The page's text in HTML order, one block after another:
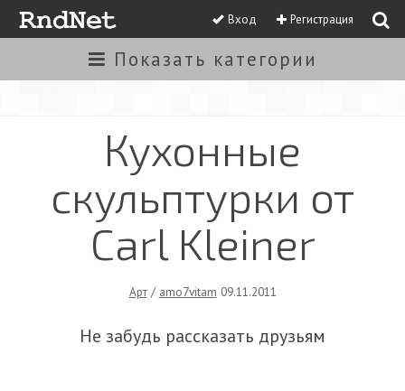
Вход Регистрация
Показать категории
Кухонные
скульптурки от
Carl Kleiner
Арт/ amo7vitam 09.11.2011
Не забудь рассказать друзьям